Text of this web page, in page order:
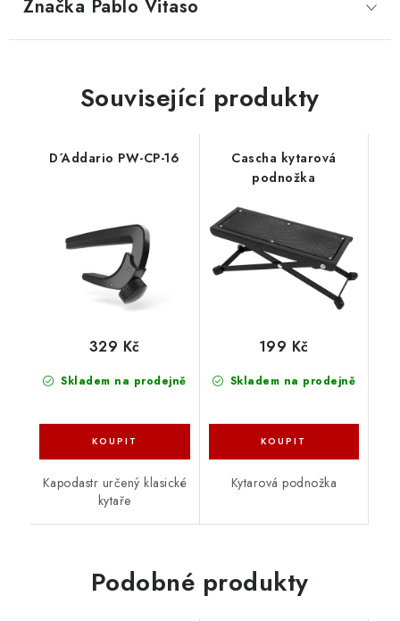
Značka Pablo Vitaso
Související produkty
D´Addario PW-CP-16
Skladem na prodejně
329 Kč
Kapodastr určený klasické
kytaře
Cascha kytarová
podnožka
Skladem na prodejně
199 Kč
Kytarová podnožka
Podobné produkty